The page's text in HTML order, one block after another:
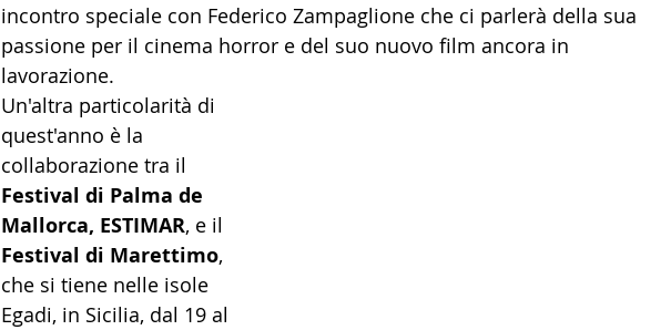
incontro speciale con Federico Zampaglione che ci parlerà della sua
passione per il cinema horror e del suo nuovo film ancora in
lavorazione.
Un'altra particolarità di
quest'anno è la
collaborazione tra il
Festival di Palma de
Mallorca, ESTIMAR, e il
Festival di Marettimo,
che si tiene nelle isole
Egadi, in Sicilia, dal 19 al